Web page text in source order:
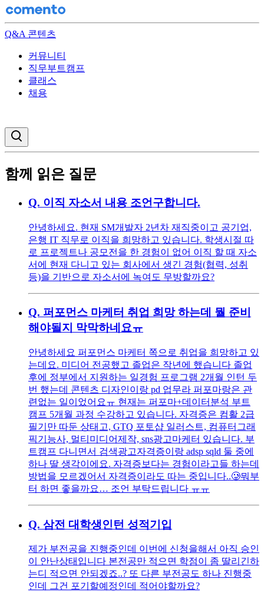
Q&A 콘텐츠
커뮤니티
직무부트캠프
클래스
채용
함께 읽은 질문
Q. 이직 자소서 내용 조언구합니다.
안녕하세요. 현재 SM개발자 2년차 재직중이고 공기업,
은행 IT 직무로 이직을 희망하고 있습니다. 학생시절 따
로 프로젝트나 공모전을 한 경험이 없어 이직 할 때 자소
서에 현재 다니고 있는 회사에서 생긴 경험(협력, 성취
등)을 기반으로 자소서에 녹여도 무방할까요?
Q. 퍼포먼스 마케터 취업 희망 하는데 뭘 준비
해야될지 막막하네요ㅠ
안녕하세요 퍼포먼스 마케터 쪽으로 취업을 희망하고 있
는데요. 미디어 전공했고 졸업은 작년에 했습니다 졸업
후에 정부에서 지원하는 일경험 프로그램 2개월 인턴 두
번 했는데 콘텐츠 디자인이랑 pd 업무라 퍼포마랑은 관
련없는 일이었어요ㅠ 현재는 퍼포마+데이터분석 부트
캠프 5개월 과정 수강하고 있습니다. 자격증은 컴활 2급
필기만 따둔 상태고, GTQ 포토샵 일러스트, 컴퓨터그래
픽기능사, 멀티미디어제작, sns광고마케터 있습니다. 부
트캠프 다니면서 검색광고자격증이랑 adsp sqld 둘 중에
하나 딸 생각이에요. 자격증보다는 경험이라고들 하는데
방법을 모르겠어서 자격증이라도 따는 중입니다..🥲뭐부
터 하면 좋을까요… 조언 부탁드립니다 ㅠㅠ
Q. 삼전 대학생인턴 성적기입
제가 부전공을 진행중인데 이번에 신청을해서 아직 승인
이 안난상태입니다 본전공만 적으면 학점이 좀 딸리긴하
는디 적으면 안되겠죠..? 또 다른 부전공도 하나 진행중
인데 그건 포기할예정인데 적어야할까요?